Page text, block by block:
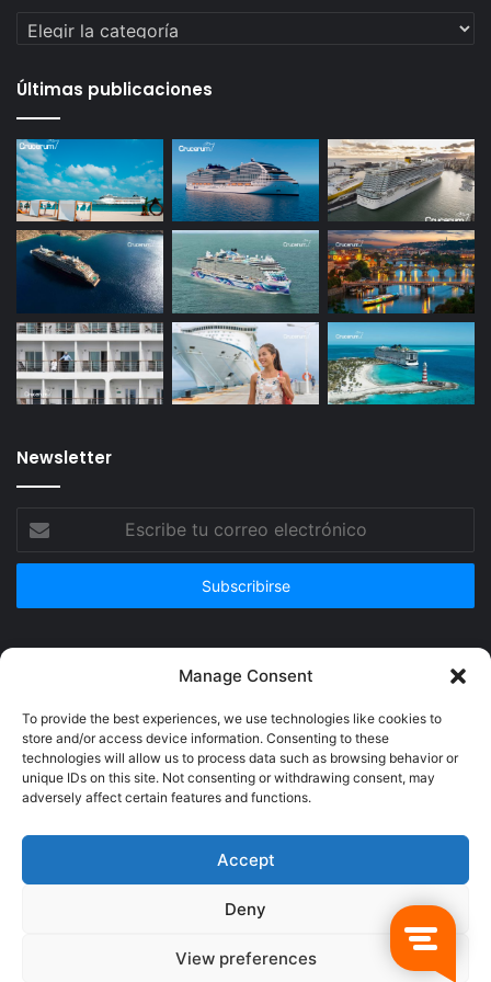
Manage Consent
To provide the best experiences, we use technologies like cookies to
store and/or access device information. Consenting to these
technologies will allow us to process data such as browsing behavior or
unique IDs on this site. Not consenting or withdrawing consent, may
adversely affect certain features and functions.
Accept
Deny
View preferences
Categorías
Últimas publicaciones
Newsletter
correo
© Copyright 2026, Todos los derechos reservados @Crucerum |
Facebook
TwitterYouTubeInstagram